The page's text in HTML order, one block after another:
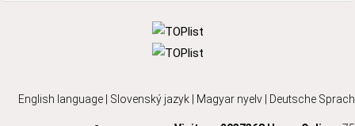
English language Slovenský jazyk Magyar nyelv Deutsche